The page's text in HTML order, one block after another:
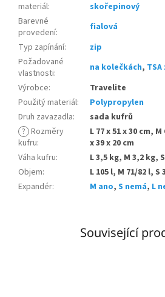
Související
materiál:
skořepinový
Barevné
provedení:
fialová
Typ zapínání:
zip
Požadované
vlastnosti: na kolečkách,
Výrobce:
Travelite
Použitý materiál:
Polypropylen
Druh zavazadla:
sada kufrů
? Rozměry
kufru:
L 77 x 51 x 30 cm,
x 39 x 20 cm
Váha kufru:
L 3,5 kg, M 3,2 kg,
Objem:
L 105 l, M 71/82 l, S
Expandér: M ano, S nemá, L